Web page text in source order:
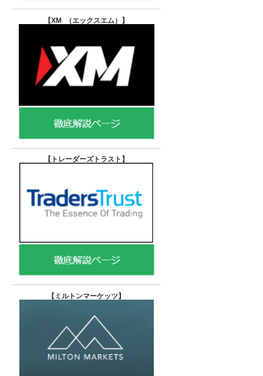
【XM （エックスエム） 】
【トレーダーズトラスト 】
【 ミルトンマーケッツ】